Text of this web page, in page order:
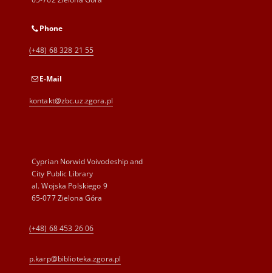
Phone
(+48) 68 328 21 55
E-Mail
kontakt@zbc.uz.zgora.pl
Cyprian Norwid Voivodeship and
City Public Library
al. Wojska Polskiego 9
65-077 Zielona Góra
(+48) 68 453 26 06
p.karp@biblioteka.zgora.pl